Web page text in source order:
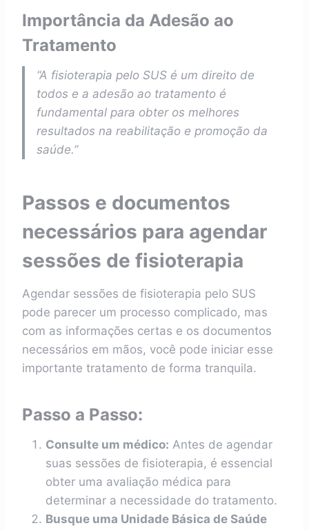
Importância da Adesão ao
Tratamento
“A fisioterapia pelo SUS é um direito de
todos e a adesão ao tratamento é
fundamental para obter os melhores
resultados na reabilitação e promoção da
saúde.”
Passos e documentos
necessários para agendar
sessões de fisioterapia
Agendar sessões de fisioterapia pelo SUS
pode parecer um processo complicado, mas
com as informações certas e os documentos
necessários em mãos, você pode iniciar esse
importante tratamento de forma tranquila.
Passo a Passo:
Consulte um médico: Antes de agendar
suas sessões de fisioterapia, é essencial
obter uma avaliação médica para
determinar a necessidade do tratamento.
Busque uma Unidade Básica de Saúde